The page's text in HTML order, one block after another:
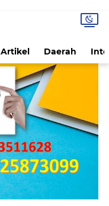
Artikel Daerah